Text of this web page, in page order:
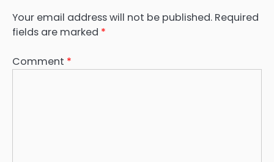
Your email address will not be published. Required
fields are marked *
Comment *